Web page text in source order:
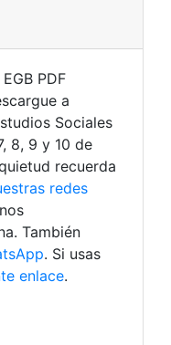
PDF
a
Sociales
8, 9 y 10 de
recuerda
redes
También
. Si usas
enlace.